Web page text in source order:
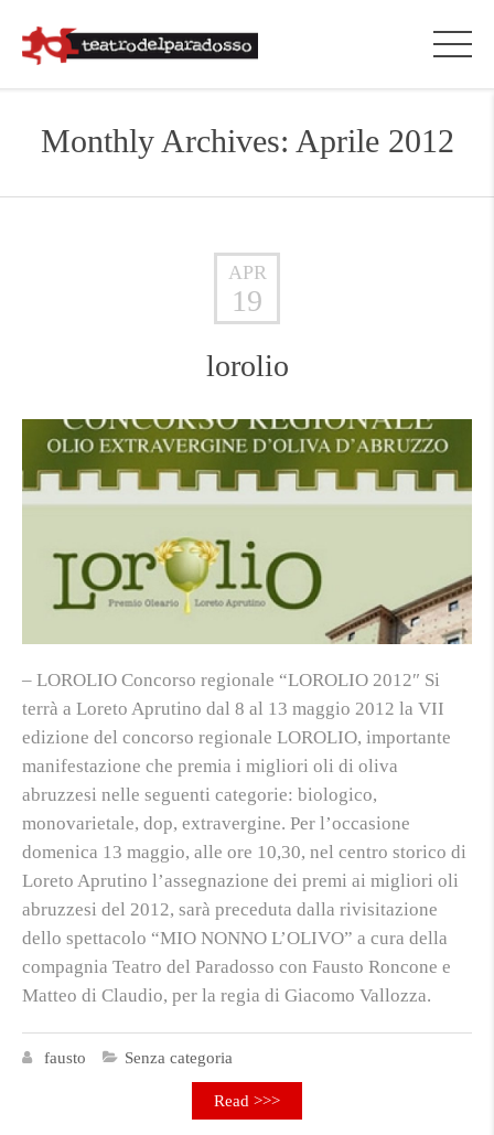
Monthly Archives: Aprile 2012
APR
19
lorolio
– LOROLIO Concorso regionale “LOROLIO 2012″ Si
terrà a Loreto Aprutino dal 8 al 13 maggio 2012 la VII
edizione del concorso regionale LOROLIO, importante
manifestazione che premia i migliori oli di oliva
abruzzesi nelle seguenti categorie: biologico,
monovarietale, dop, extravergine. Per l’occasione
domenica 13 maggio, alle ore 10,30, nel centro storico di
Loreto Aprutino l’assegnazione dei premi ai migliori oli
abruzzesi del 2012, sarà preceduta dalla rivisitazione
dello spettacolo “MIO NONNO L’OLIVO” a cura della
compagnia Teatro del Paradosso con Fausto Roncone e
Matteo di Claudio, per la regia di Giacomo Vallozza.
fausto Senza categoria
Read >>>